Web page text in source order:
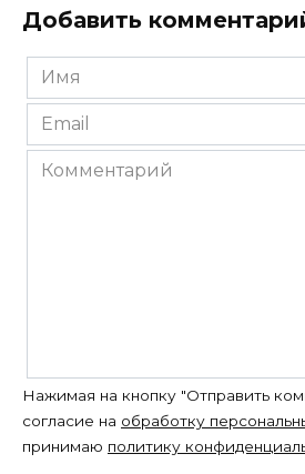
Добавить
Имя
*
Email
*
Комментарий
Нажимая на кнопку "Отправить
согласие на обработку
принимаю политику